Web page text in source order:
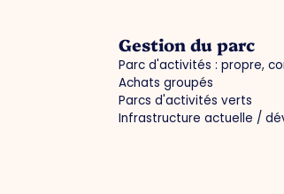
Gestion du parc
Parc d'activités : propre,
Achats groupés
Parcs d'activités verts
Infrastructure actuelle /